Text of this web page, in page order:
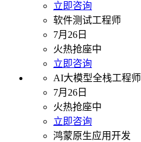
立即咨询
软件测试工程师
7月26日
火热抢座中
立即咨询
AI大模型全栈工程师
7月26日
火热抢座中
立即咨询
鸿蒙原生应用开发